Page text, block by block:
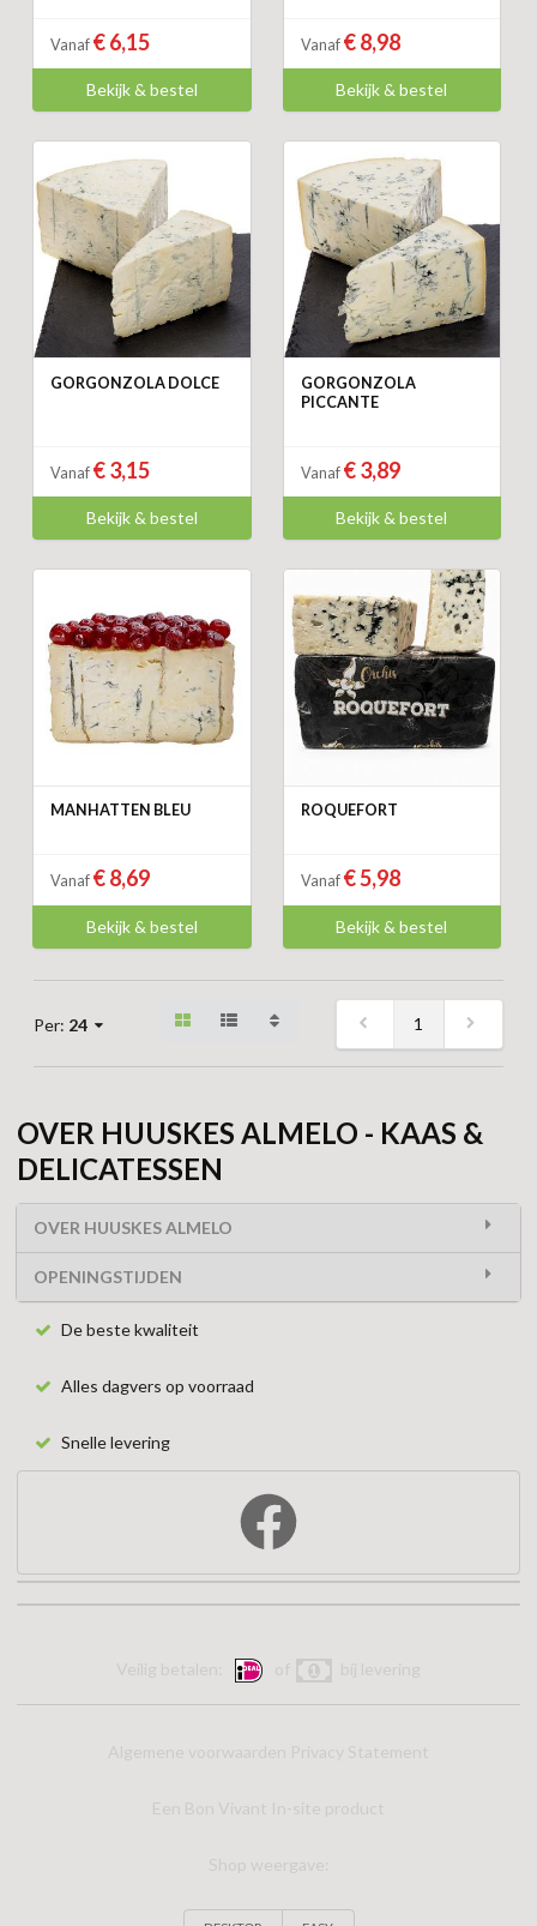
Vanaf € 6,15
Bekijk & bestel
Vanaf € 8,98
Bekijk & bestel
GORGONZOLA DOLCE
Vanaf € 3,15
Bekijk & bestel
GORGONZOLA
PICCANTE
Vanaf € 3,89
Bekijk & bestel
MANHATTEN BLEU
Vanaf € 8,69
Bekijk & bestel
ROQUEFORT
Vanaf € 5,98
Bekijk & bestel
Per: 24 1
OVER HUUSKES ALMELO - KAAS &
DELICATESSEN
OVER HUUSKES ALMELO
OPENINGSTIJDEN
De beste kwaliteit
Alles dagvers op voorraad
Snelle levering
Veilig betalen: of bij levering
Algemene voorwaarden Privacy Statement
Een Bon Vivant In-site product
Shop weergave: